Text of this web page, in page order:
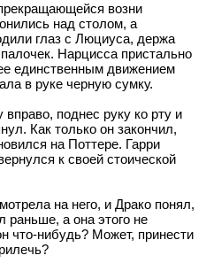
возни
над столом, а
глаз с Люциуса, держа
Нарцисса пристально
единственным движением
в руке черную сумку.
вправо, поднес руку ко рту и
Как только он закончил,
на Поттере. Гарри
к своей стоической
на него, и Драко понял,
раньше, а она этого не
что-нибудь? Может, принести